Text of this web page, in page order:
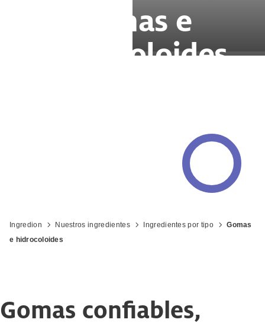
Gomas e
Hidrocoloides
Ingredion Nuestros ingredientes Ingredientes por tipo
Gomas
e hidrocoloides
Gomas confiables,